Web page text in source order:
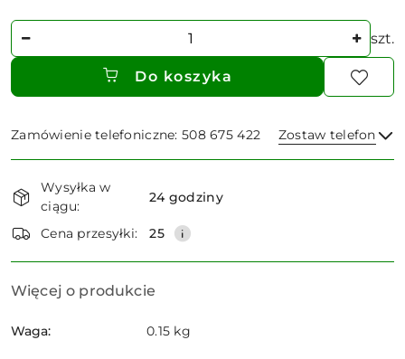
Ilość szt.
Do koszyka
Zamówienie telefoniczne: 508 675 422 Zostaw telefon
i
dostawa
Wysyłka w
ciągu:
24 godziny
Cena przesyłki: 25
Więcej o produkcie
Waga: 0.15 kg